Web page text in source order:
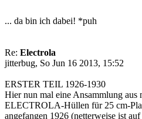
... da bin ich dabei! *puh
Re: Electrola
jitterbug, So Jun 16 2013, 15:52
ERSTER TEIL 1926-1930
Hier nun mal eine Ansammlung aus
ELECTROLA-Hüllen für 25 cm-
angefangen 1926 (netterweise ist